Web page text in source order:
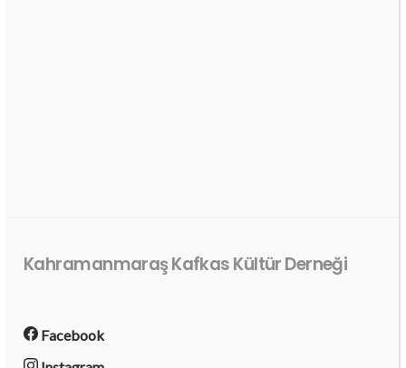
Kahramanmaraş Kafkas Kültür Derneği
Facebook